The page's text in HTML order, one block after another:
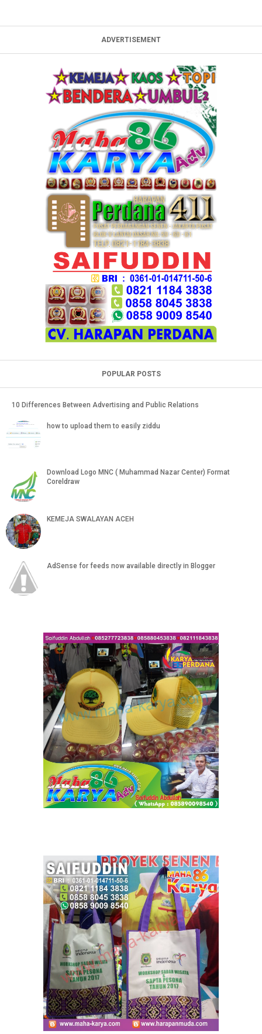
ADVERTISEMENT
POPULAR POSTS
10 Differences Between Advertising and Public Relations
how to upload them to easily ziddu
Download Logo MNC ( Muhammad Nazar Center) Format
Coreldraw
KEMEJA SWALAYAN ACEH
AdSense for feeds now available directly in Blogger